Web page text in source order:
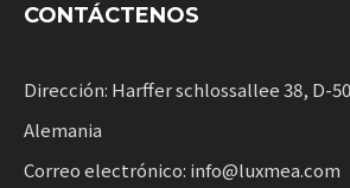
Servicios compartidos y alquiler de
con flexibilidad para las empresas que
CONTÁCTENOS
Dirección: Harffer schlossallee 38, D-
Alemania
Correo electrónico: info@luxmea.com